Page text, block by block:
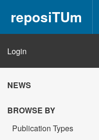
reposiTUm
Login
NEWS
BROWSE BY
Publication Types